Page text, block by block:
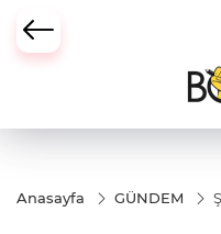
Anasayfa GÜNDEM